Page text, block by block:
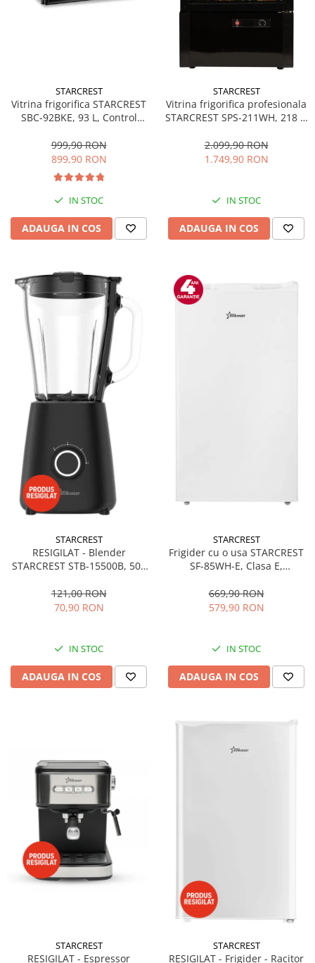
STARCREST
Vitrina frigorifica STARCREST
SBC-92BKE, 93 L, Control
83.2 cm, Negru
999,90 RON
899,90 RON
IN STOC
ADAUGA IN COS
STARCREST
Vitrina frigorifica profesionala
STARCREST SPS-211WH, 218 L,
LED, H 141 cm, Negru
2.099,90 RON
1.749,90 RON
IN STOC
ADAUGA IN COS
STARCREST
RESIGILAT - Blender
STARCREST STB-15500B, 500
Pulse, Negru
121,00 RON
70,90 RON
IN STOC
ADAUGA IN COS
STARCREST
Frigider cu o usa STARCREST
SF-85WH-E, Clasa E,
interioara, Compartiment
gheata, H 82 cm, Alb
669,90 RON
579,90 RON
IN STOC
ADAUGA IN COS
STARCREST
RESIGILAT - Espressor
STARCREST
RESIGILAT - Frigider - Racitor